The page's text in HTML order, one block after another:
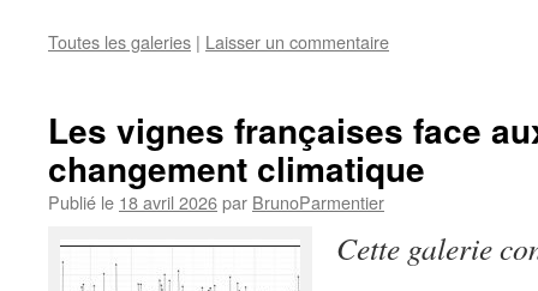
Toutes les galeries | Laisser un commentaire
Les vignes françaises face
changement climatique
Publié le 18 avril 2026par BrunoParmentier
Cette galerie